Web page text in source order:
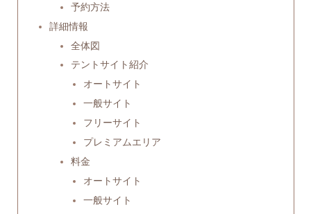
予約方法
詳細情報
全体図
テントサイト紹介
オートサイト
一般サイト
フリーサイト
プレミアムエリア
料金
オートサイト
一般サイト